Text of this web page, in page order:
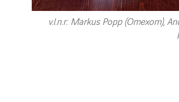
v.l.n.r: Markus Popp (Omexom),